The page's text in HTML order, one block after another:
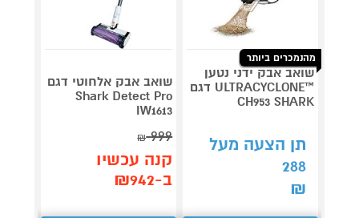
מהנמכרים ביותר
שואב אבק ידני נטען
™ULTRACYCLONE דגם
CH953 SHARK
תן הצעה מעל
288
₪
שואב אבק אלחוטי דגם
Shark Detect Pro
IW1613
999
₪
קנה עכשיו
ב-₪942